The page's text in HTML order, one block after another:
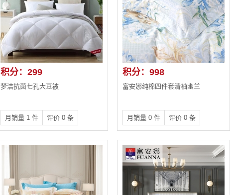
积分：299
梦洁抗菌七孔大豆被
月销量 1 件 评价 0 条
积分：998
富安娜纯棉四件套清袖幽兰
月销量 0 件 评价 0 条